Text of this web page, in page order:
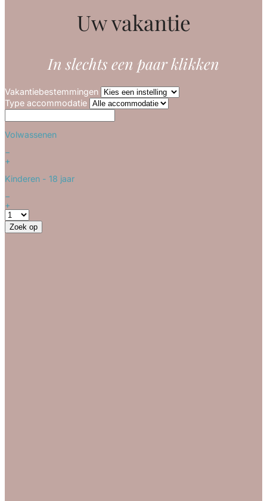
Uw vakantie
In slechts een paar klikken
Vakantiebestemmingen
Type accommodatie
Volwassenen
−
+
Kinderen - 18 jaar
−
+
Zoek op